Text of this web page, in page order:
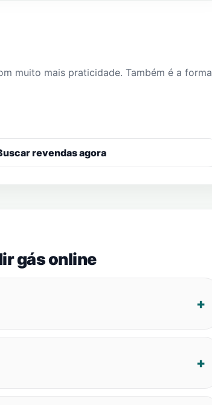
muito mais praticidade. Também é a forma
revendas agora
gás online